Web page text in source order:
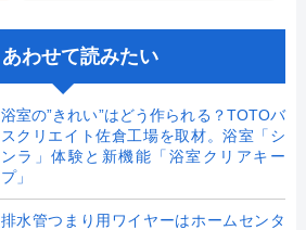
あわせて読みたい
浴室の”きれい”はどう作られる？TOTOバ
スクリエイト佐倉工場を取材。浴室「シ
ンラ」体験と新機能「浴室クリアキー
プ」
排水管つまり用ワイヤーはホームセンタ